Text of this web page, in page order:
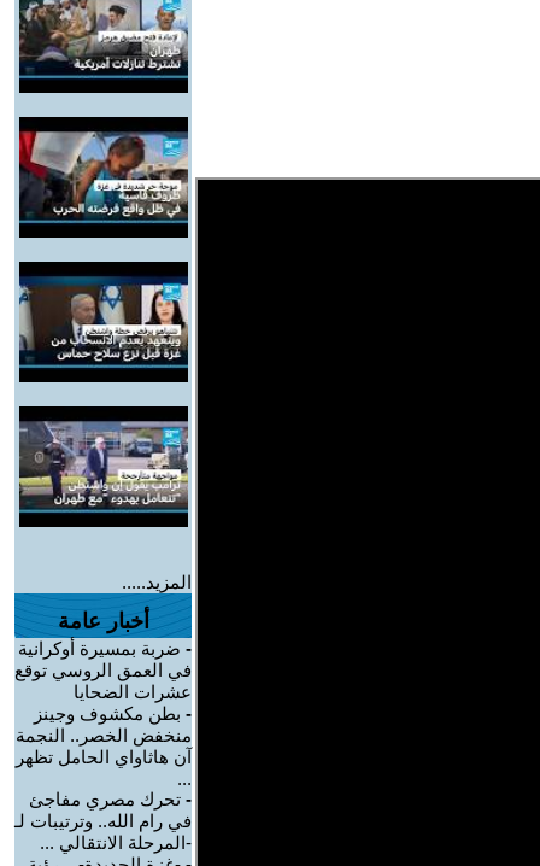
المزيد.....
أخبار عامة
- ضربة بمسيرة أوكرانية
في العمق الروسي توقع
عشرات الضحايا
- بطن مكشوف وجينز
منخفض الخصر.. النجمة
آن هاثاواي الحامل تظهر
...
- تحرك مصري مفاجئ
في رام الله.. وترتيبات لـ
-المرحلة الانتقالي ...